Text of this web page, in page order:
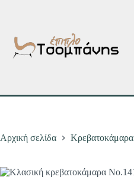
Αρχική σελίδα Κρεβατοκάμαρα